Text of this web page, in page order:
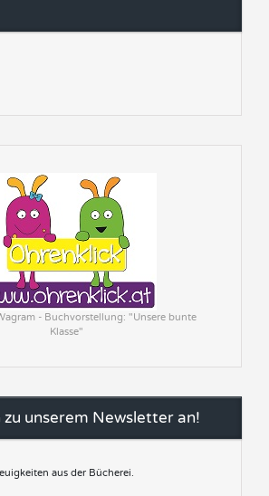
- Buchvorstellung: "Unsere bunte
Klasse"
zu unserem Newsletter an!
aus der Bücherei.